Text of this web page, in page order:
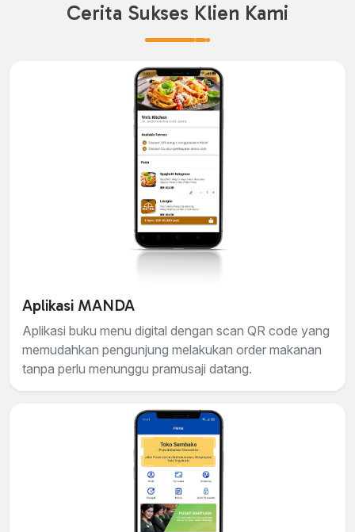
Cerita Sukses Klien Kami
Aplikasi MANDA
Aplikasi buku menu digital dengan scan QR code yang
memudahkan pengunjung melakukan order makanan
tanpa perlu menunggu pramusaji datang.